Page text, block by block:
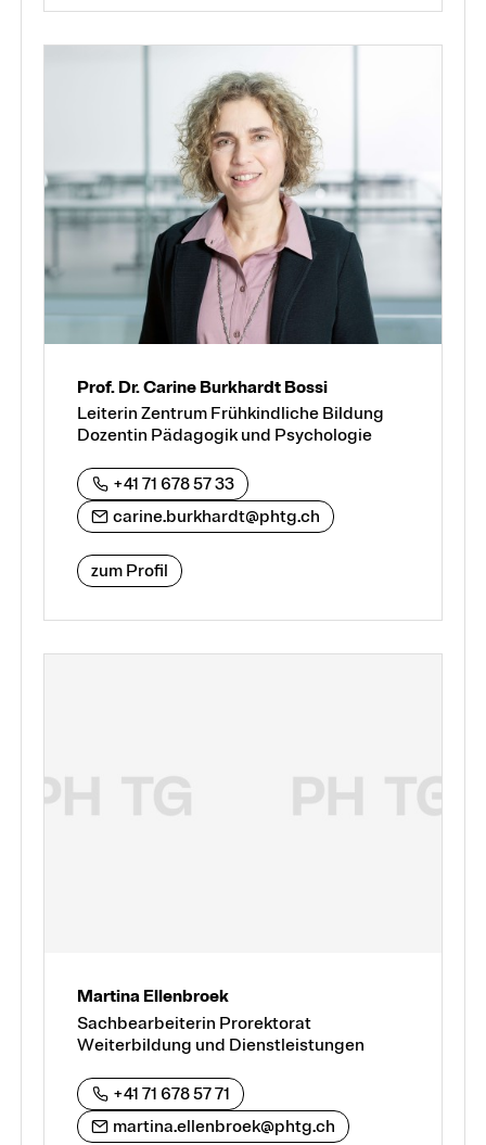
Prof. Dr. Carine Burkhardt Bossi
Leiterin Zentrum Frühkindliche Bildung
Dozentin Pädagogik und Psychologie
+41 71 678 57 33
carine.burkhardt@phtg.ch
zum Profil
Martina Ellenbroek
Sachbearbeiterin Prorektorat
Weiterbildung und Dienstleistungen
+41 71 678 57 71
martina.ellenbroek@phtg.ch